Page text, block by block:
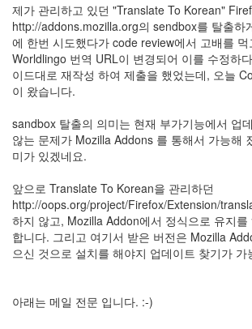
제가 관리하고 있던 "Translate To Korean"
http://addons.mozilla.org의 sendbox를 탈출하
에 한번 시도했다가 code review에서 고배를 먹
Worldlingo 번역 URL이 변경되어 이를 수정하
이드대로 재작성 하여 제출을 했었는데, 오늘
이 왔습니다.
sandbox 탈출의 의미는 현재 부가기능에서 업
않는 문제가 Mozilla Addons 를 통해서 가능해
미가 있겠네요.
앞으로 Translate To Korean을 관리하던
http://oops.org/project/Firefox/Extension/
하지 않고, Mozilla Addon에서 정식으로 유지를
합니다. 그리고 여기서 받은 버전은 Mozilla
으신 것으로 설치를 해야지 업데이트 찾기가 가
아래는 메일 전문 입니다. :-)